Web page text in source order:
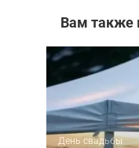
Вам также
День свадьбы